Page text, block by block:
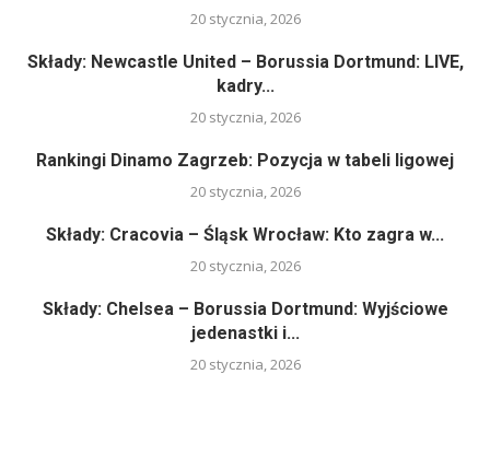
20 stycznia, 2026
Składy: Newcastle United – Borussia Dortmund: LIVE,
kadry...
20 stycznia, 2026
Rankingi Dinamo Zagrzeb: Pozycja w tabeli ligowej
20 stycznia, 2026
Składy: Cracovia – Śląsk Wrocław: Kto zagra w...
20 stycznia, 2026
Składy: Chelsea – Borussia Dortmund: Wyjściowe
jedenastki i...
20 stycznia, 2026